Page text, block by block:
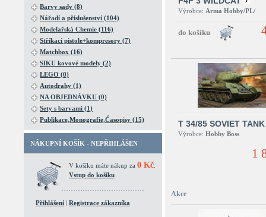
Barvy sady (8)
Nářadí a příslušenství (104)
Modelařská Chemie (116)
Stříkací pistole+kompresory (7)
Matchbox (16)
SIKU kovové modely (2)
LEGO (0)
Autodrahy (1)
NA OBJEDNÁVKU (0)
Sety s barvami (1)
Publikace,Monografie,Časopisy (15)
NÁKUPNÍ KOŠÍK - NEPŘIHLÁŠEN
V košíku máte nákup za 0 Kč
Vstup do košíku
Přihlášení | Registrace zákazníka
Výrobce: Arma Hobby/PL/
T 34/85 SOVIET TANK
Výrobce: Hobby Boss
1
Akce